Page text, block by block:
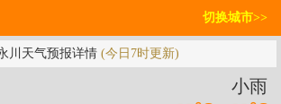
切换城市>>
川天气预报详情(今日7时更新)
小雨